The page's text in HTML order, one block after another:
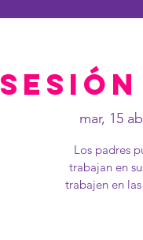
mar, 15
Los padres
trabajan en
trabajen en